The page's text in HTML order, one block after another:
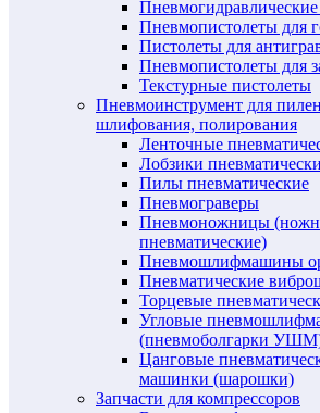
Пневмопистолеты для
Пистолеты для
Пневмопистолеты для
Текстурные пистолеты
Пневмоинструмент для
шлифования, полирования
Ленточные
Лобзики
Пилы пневматические
Пневмограверы
Пневмоножницы
пневматические)
Пневмошлифмашины
Пневматические
Торцевые
Угловые
(пневмоболгарки
Цанговые
машинки (шарошки)
Запчасти для компрессоров